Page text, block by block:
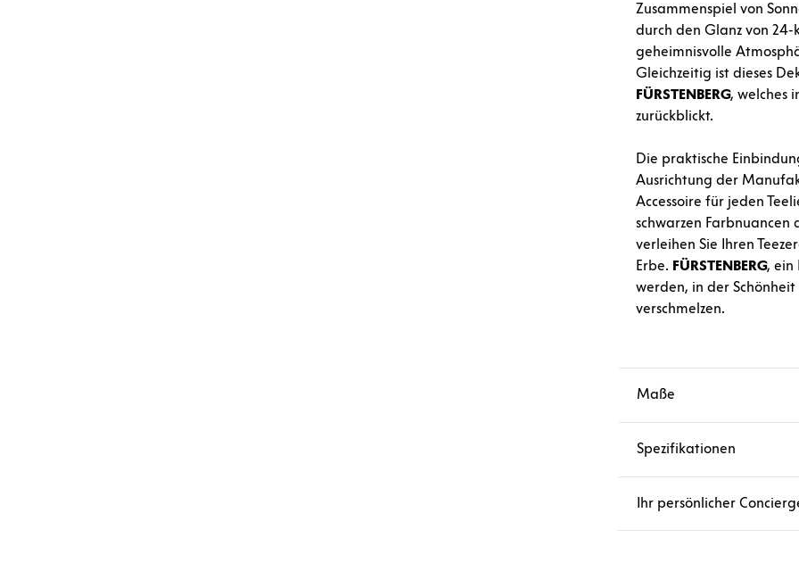
Zusammenspiel von
durch den Glanz von
geheimnisvolle
Gleichzeitig ist dieses
FÜRSTENBERG, welches
zurückblickt.
Die praktische
Ausrichtung der
Accessoire für jeden
schwarzen Farbnuancen
verleihen Sie Ihren
Erbe. FÜRSTENBERG, ein
werden, in der
verschmelzen.
Maße
Spezifikationen
Ihr persönlicher